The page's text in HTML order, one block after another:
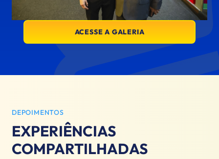
ACESSE A GALERIA
DEPOIMENTOS
EXPERIÊNCIAS
COMPARTILHADAS